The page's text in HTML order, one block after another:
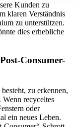
Kunden zu
klaren Verständnis
zu unterstützen.
dies erhebliche
Consumer-
zu erkennen,
recyceltes
oder
ein neues Leben.